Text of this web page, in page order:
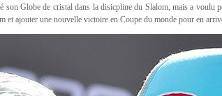
son Globe de cristal dans la disicpline du Slalom, mais a voulu
et ajouter une nouvelle victoire en Coupe du monde pour en